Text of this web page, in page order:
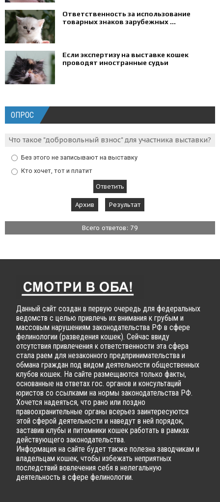
Ответственность за использование
товарных знаков зарубежных ...
Если экспертизу на выставке кошек
проводят иностранные судьи
ОПРОС
Что такое "добровольный взнос" для участника выставки?
Без этого не записывают на выставку
Кто хочет, тот и платит
Архив Результат
Всего ответов: 79
Данный сайт создан в первую очередь для федеральных
ведомств с целью привлечь их внимания к грубым и
массовым нарушениям законодательства РФ в сфере
фелинологии (разведения кошек). Сейчас ввиду
отсутствия привлечения к ответственности эта сфера
стала раем для незаконного предпринимательства и
обмана граждан под видом деятельности общественных
клубов кошек. На сайте размещаются только факты,
основанные на ответах гос. органов и консультаций
юристов со ссылками на нормы законодательства РФ.
Хочется надеяться, что рано или поздно
правоохранительные органы всерьез заинтересуются
этой сферой деятельности и наведут в ней порядок,
заставив клубы и питомники кошек работать в рамках
действующего законодательства.
Информация на сайте будет также полезна заводчикам и
владельцам кошек, чтобы избежать неприятных
последствий вовлечения себя в нелегальную
деятельность в сфере фелинологии.